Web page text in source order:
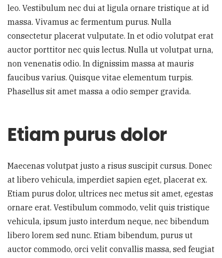
leo. Vestibulum nec dui at ligula ornare tristique at id
massa. Vivamus ac fermentum purus. Nulla
consectetur placerat vulputate. In et odio volutpat erat
auctor porttitor nec quis lectus. Nulla ut volutpat urna,
non venenatis odio. In dignissim massa at mauris
faucibus varius. Quisque vitae elementum turpis.
Phasellus sit amet massa a odio semper gravida.
Etiam purus dolor
Maecenas volutpat justo a risus suscipit cursus. Donec
at libero vehicula, imperdiet sapien eget, placerat ex.
Etiam purus dolor, ultrices nec metus sit amet, egestas
ornare erat. Vestibulum commodo, velit quis tristique
vehicula, ipsum justo interdum neque, nec bibendum
libero lorem sed nunc. Etiam bibendum, purus ut
auctor commodo, orci velit convallis massa, sed feugiat